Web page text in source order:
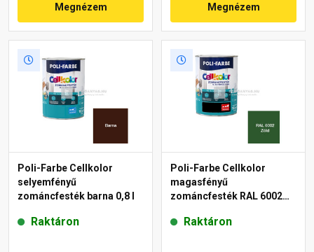
Megnézem Megnézem
Poli-Farbe Cellkolor
selyemfényű
zománcfesték barna 0,8 l
Raktáron
Poli-Farbe Cellkolor
magasfényű
zománcfesték RAL 6002
Raktáron